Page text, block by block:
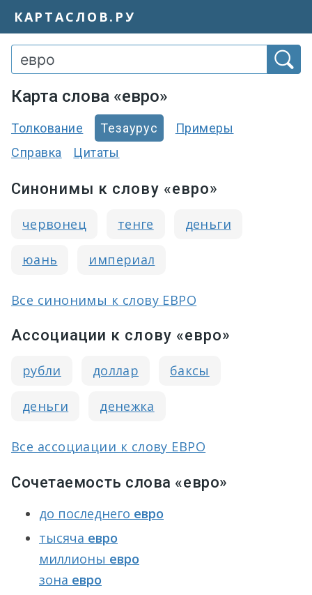
КАРТАСЛОВ.РУ
Карта слова «евро»
Толкование Тезаурус
Примеры
Справка
Цитаты
Синонимы к слову «евро»
червонец тенге деньги
юань империал
Все синонимы к слову ЕВРО
Ассоциации к слову «евро»
рубли доллар баксы
деньги денежка
Все ассоциации к слову ЕВРО
Сочетаемость слова «евро»
до последнего евро
тысяча евро
миллионы евро
зона евро